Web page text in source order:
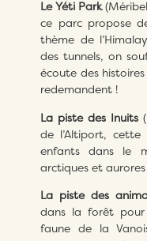
Le Yéti Park
ce parc propose
thème de
des tunnels, on
écoute des
redemandent !
La piste des Inuits
de l’Altiport,
enfants dans le
arctiques et
La piste des
dans la forêt
faune de la